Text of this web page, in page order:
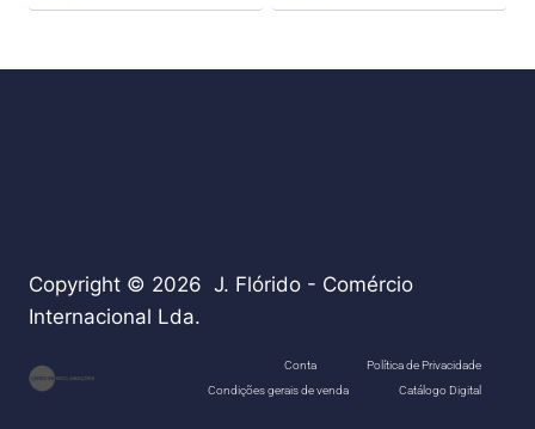
Copyright © 2026 J. Flórido - Comércio
Internacional Lda.
Conta
Política de Privacidade
Condições gerais de venda
Catálogo Digital